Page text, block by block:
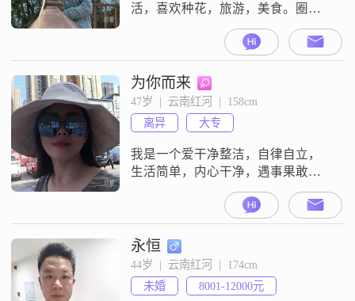
活，喜欢种花，旅游，美食。圈子
干净，不烟不酒不打牌。父亲体制
内退休，有一子已大学毕业独立生
活。向往一屋两人三餐四季的简单
生活。希望未来的你是一个身体健
康，责任心强，三观正，无不良啫
好，生活习惯良好，情绪稳定，能
互相理解和尊重对方，经济稳定的
男士。
为你而来
47岁  |  云南红河  |  158cm
离异
大专
我是一个爱干净整洁，自律自立，
生活简单，内心干净，遇事果敢，
对事喜欢提前计划的人。茫茫人
海，希望有缘遇上心中的他，不求
多有钱，只希望心里眼里有
我。。。遇上算幸运，无缘遇上，
一个人慢慢过好自己！希望未来，
我们彼此照亮对方，把日子过得有
声有色。。。曾做过个体20余年，
永恒
44岁  |  云南红河  |  174cm
未婚
8001-12000元